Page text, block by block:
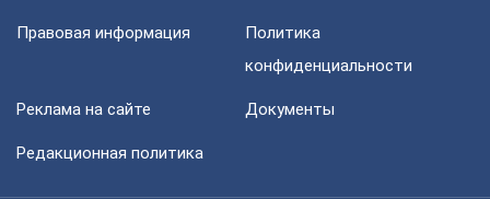
Правовая информация
Политика
конфиденциальности
Реклама на сайте Документы
Редакционная политика